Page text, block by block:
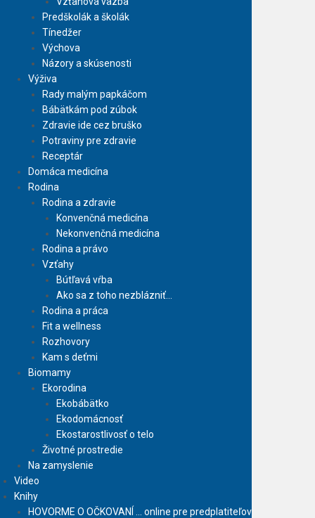
Predškolák a školák
Tínedžer
Výchova
Názory a skúsenosti
Výživa
Rady malým papkáčom
Bábätkám pod zúbok
Zdravie ide cez bruško
Potraviny pre zdravie
Receptár
Domáca medicína
Rodina
Rodina a zdravie
Konvenčná medicína
Nekonvenčná medicína
Rodina a právo
Vzťahy
Bútľavá vŕba
Ako sa z toho nezblázniť…
Rodina a práca
Fit a wellness
Rozhovory
Kam s deťmi
Biomamy
Ekorodina
Ekobábätko
Ekodomácnosť
Ekostarostlivosť o telo
Životné prostredie
Na zamyslenie
Video
Knihy
HOVORME O OČKOVANÍ … online pre predplatiteľov